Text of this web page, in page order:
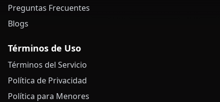
Preguntas Frecuentes
Blogs
Términos de Uso
Términos del Servicio
Política de Privacidad
Política para Menores